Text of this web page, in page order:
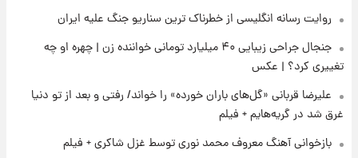
روایت رسانه انگلیسی از خطرناک ترین سناریو جنگ علیه ایران
جنجال جراحی زیبایی ۴۰ میلیارد تومانی خواننده زن | چهره او چه
تغییری کرد؟ | عکس
علیرضا قربانی «گل‌های باران خورده» را خواند/ رفتی و بعد از تو دنیا
غرق شد در گریه‌هایم + فیلم
بازخوانی آهنگ معروف محمد نوری توسط غزل شاکری + فیلم